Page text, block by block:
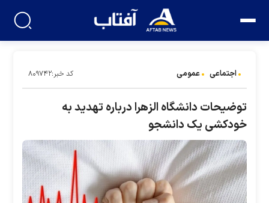
اجتماعی عمومی کد خبر:۸۰۹۷۴۲
توضیحات دانشگاه الزهرا درباره تهدید به
خودکشی یک دانشجو